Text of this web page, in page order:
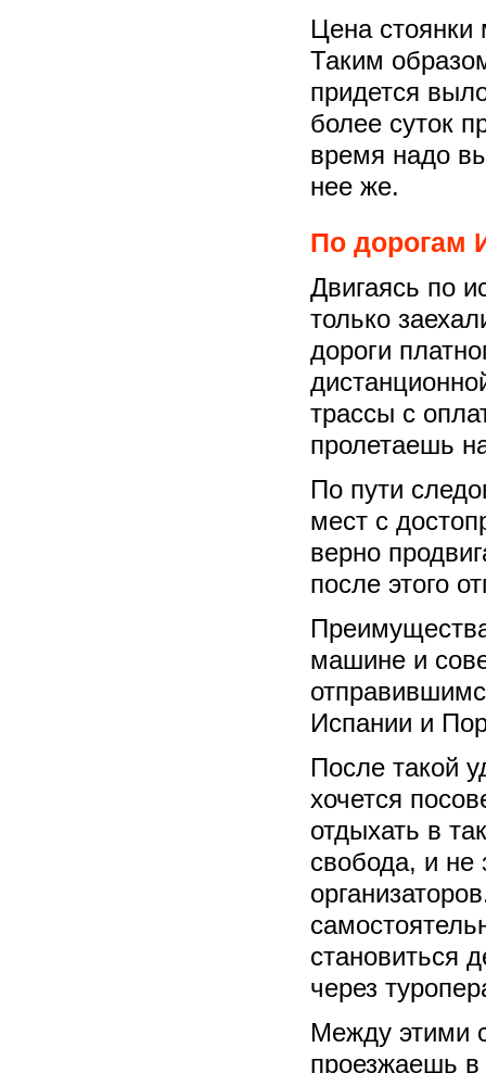
Цена
Таким
придется
более суток
время надо
нее же.
По дорогам
Двигаясь по
только
дороги
трассы с
пролетаешь
По пути
мест с
верно
после этого
машине и
Испании и
После такой
хочется
отдыхать в
свобода, и не
становиться
через
Между этими
проезжаешь в